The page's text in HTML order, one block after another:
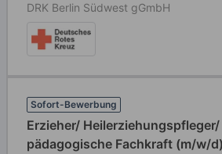
DRK Berlin Südwest gGmbH
Sofort-Bewerbung
Erzieher/
pädagogische Fachkraft (m/w/